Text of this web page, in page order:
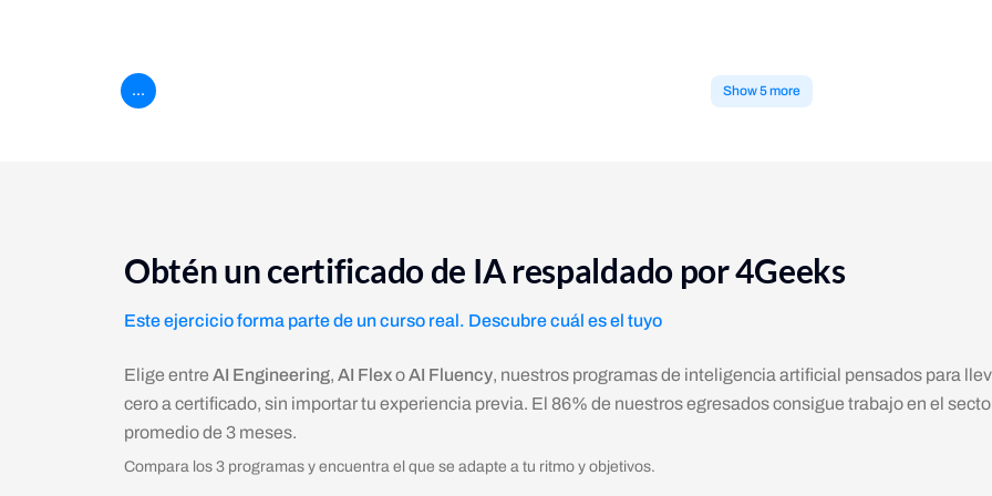
... Show 5 more
Obtén un certificado de IA respaldado por 4Geeks
Este ejercicio forma parte de un curso real. Descubre cuál es el tuyo
Elige entre AI Engineering, AI FlexoAI Fluency, nuestros programas de inteligencia artificial pensados para
cero a certificado, sin importar tu experiencia previa. El 86% de nuestros egresados consigue trabajo en el
promedio de 3 meses.
Compara los 3 programas y encuentra el que se adapte a tu ritmo y objetivos.